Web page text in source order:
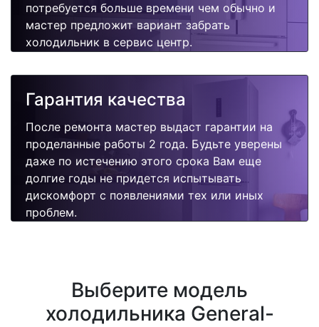
потребуется больше времени чем обычно и
мастер предложит вариант забрать
холодильник в сервис центр.
Гарантия качества
После ремонта мастер выдаст гарантии на
проделанные работы 2 года. Будьте уверены
даже по истечению этого срока Вам еще
долгие годы не придется испытывать
дискомфорт с появлениями тех или иных
проблем.
Выберите модель
холодильника General-